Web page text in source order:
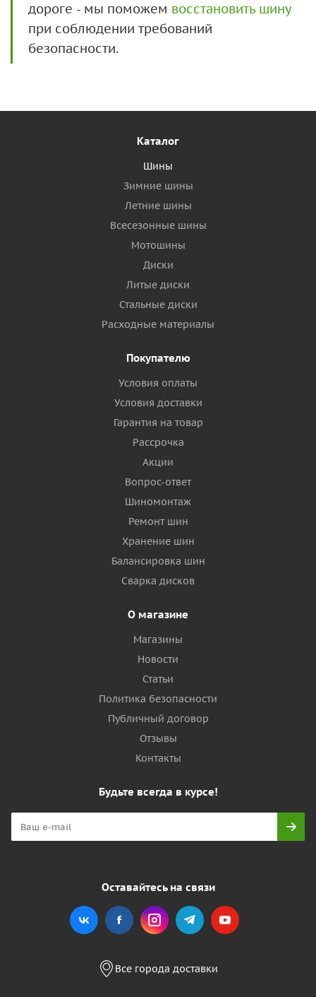
дороге - мы поможем восстановить шину
при соблюдении требований
безопасности.
Каталог
Шины
Зимние шины
Летние шины
Всесезонные шины
Мотошины
Диски
Литые диски
Стальные диски
Расходные материалы
Покупателю
Условия оплаты
Условия доставки
Гарантия на товар
Рассрочка
Акции
Вопрос-ответ
Шиномонтаж
Ремонт шин
Хранение шин
Балансировка шин
Сварка дисков
О магазине
Магазины
Новости
Статьи
Политика безопасности
Публичный договор
Отзывы
Контакты
Будьте всегда в курсе!
Оставайтесь на связи
Все города доставки